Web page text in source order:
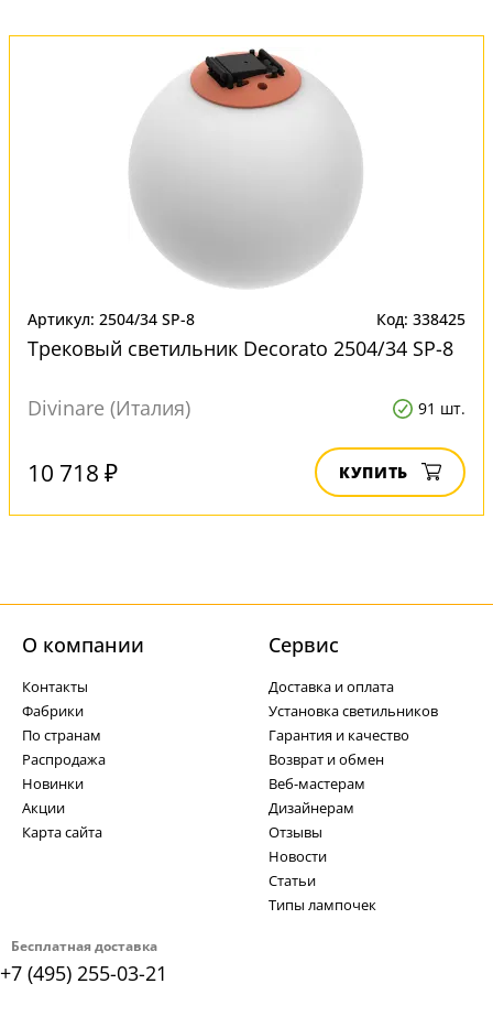
Артикул: 2504/34 SP-8 Код: 338425
Трековый светильник Decorato 2504/34 SP-8
Divinare (Италия) 91 шт.
10 718 ₽ КУПИТЬ
Бесплатная доставка
+7 (495) 255-03-21
О компании
Контакты
Фабрики
По странам
Распродажа
Новинки
Акции
Карта сайта
Cервис
Доставка и оплата
Установка светильников
Гарантия и качество
Возврат и обмен
Веб-мастерам
Дизайнерам
Отзывы
Новости
Статьи
Типы лампочек